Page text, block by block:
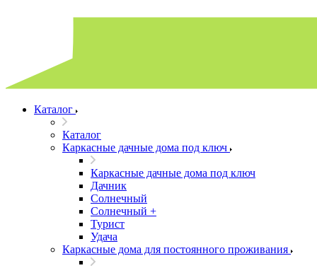
Каталог
Каталог
Каркасные дачные дома под ключ
Каркасные дачные дома под ключ
Дачник
Солнечный
Солнечный +
Турист
Удача
Каркасные дома для постоянного проживания